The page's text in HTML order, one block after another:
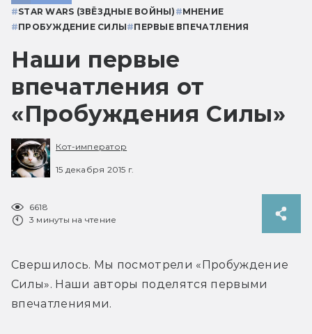
#STAR WARS (ЗВЁЗДНЫЕ ВОЙНЫ) #МНЕНИЕ
#ПРОБУЖДЕНИЕ СИЛЫ#ПЕРВЫЕ ВПЕЧАТЛЕНИЯ
Наши первые
впечатления от
«Пробуждения Силы»
Кот-император
15 декабря 2015 г.
6618
3 минуты на чтение
Свершилось. Мы посмотрели «Пробуждение
Силы». Наши авторы поделятся первыми
впечатлениями.